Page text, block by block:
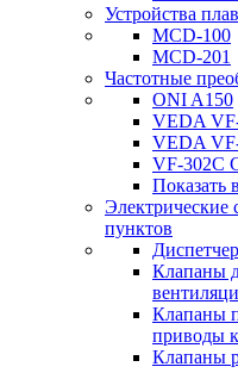
Устройства
MCD-100
MCD-201
Частотные
ONI A150
VEDA
VEDA
VF-302C
Показать
Электрические
пунктов
Клапаны
Клапаны
приводы
Клапаны